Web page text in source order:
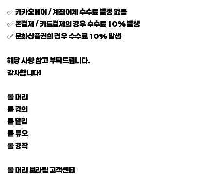
✅ 카카오페이 / 계좌이체 수수료 발생 없음
✅ 폰결제 / 카드결제의 경우 수수료 10% 발생
✅ 문화상품권의 경우 수수료 10% 발생
해당 사항 참고 부탁드립니다.
감사합니다!
롤 대리
롤 강의
롤 맡김
롤 듀오
롤 경작
롤 대리 보라팀 고객센터